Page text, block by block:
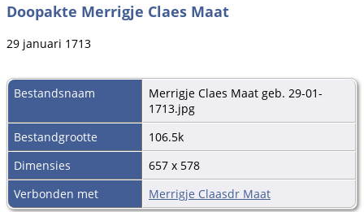
Doopakte Merrigje Claes Maat
29 januari 1713
Bestandsnaam
Merrigje Claes Maat geb. 29-01-
1713.jpg
Bestandgrootte
106.5k
Dimensies
657 x 578
Verbonden met
Merrigje Claasdr Maat